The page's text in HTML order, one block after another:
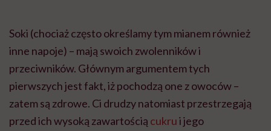
Soki (chociaż często określamy tym mianem również
inne napoje) – mają swoich zwolenników i
przeciwników. Głównym argumentem tych
pierwszych jest fakt, iż pochodzą one z owoców –
zatem są zdrowe. Ci drudzy natomiast przestrzegają
przed ich wysoką zawartością cukrui jego